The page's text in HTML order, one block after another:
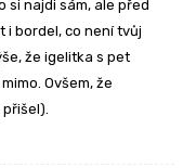
si najdi sám, ale před
i bordel, co není tvůj
že igelitka s pet
Ovšem, že
přišel).